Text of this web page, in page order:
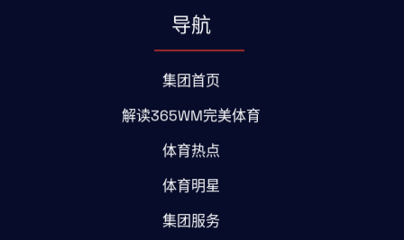
导航
集团首页
解读365WM完美体育
体育热点
体育明星
集团服务